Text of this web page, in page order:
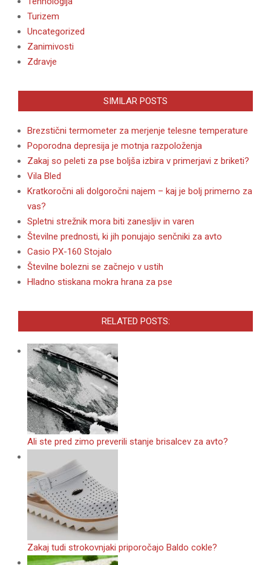
Turizem
Uncategorized
Zanimivosti
Zdravje
SIMILAR POSTS
Brezstični termometer za merjenje telesne temperature
Poporodna depresija je motnja razpoloženja
Zakaj so peleti za pse boljša izbira v primerjavi z briketi?
Vila Bled
Kratkoročni ali dolgoročni najem – kaj je bolj primerno za
vas?
Spletni strežnik mora biti zanesljiv in varen
Številne prednosti, ki jih ponujajo senčniki za avto
Casio PX-160 Stojalo
Številne bolezni se začnejo v ustih
Hladno stiskana mokra hrana za pse
RELATED POSTS:
Ali ste pred zimo preverili stanje brisalcev za avto?
Zakaj tudi strokovnjaki priporočajo Baldo cokle?